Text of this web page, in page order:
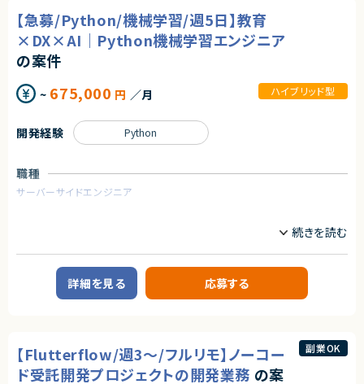
・PyTorch
・TensorFlow など
・画像処理技術の経験
・TorchVision を用いた画像分類、物体検知、セグメンテーション
・トランスフォーマーモデルの理解
・BERT
・GPTなど
・生成AIモデルの実務活用経験
【尚可スキル】
- 初対面の方と柔軟にコミュニケーション取られる方
株式会社LASSIC
エージェントから
★社会的意義が高い！
法務DX・リーガルテック市場は急成長中で、社会的インパクトが大きいPJで
す。
★キャリア価値が高い！
AI×リーガルテックという希少な領域で専門性を磨けるうえ、
価値を高めることができるPJ。
スクールも運営しています。
これまでに受講⽣ 15万名以上、クライアント 1000 社以上に研修を提供し
てきた実績がございます。
【業務概要】
個社向け企業研修のメイン講師業務またはサポーター業務。講義はメイン
講師とサポート役の講師により進行。
壇いただきます。
研修は基本的に法人のお客様に向けて実施しております。
・稼働日数：シフト制/毎月変動有
※本業に合わせて柔軟に調整が可能
※現在ご参画されている講師の方々は月1~4回程度のご登壇をされており
ます。
※講座のほとんどが自宅からのオンライン形式のため、リモートワークが基
①研修のサポート業務
- 受講者からの質問の対応や、トラブルが発生した受講生に対してサポート
を行います。
- グループワークなどを行う際に、進捗の確認や技術的なアドバイスを行い
- 自社開発した資料・講義進行に従って研修を主導します。（講義、演習・グル
ープワークのファシリテーション）
【急募/Python/機械学習/週5日】教育
×DX×AI｜Python機械学習エンジニア
の案件
~ 675,000 円 ／月 ハイブリッド型
職種
サーバーサイドエンジニア
教育を軸に人材領域で企業のDXを支援しており、
これまで15万人以上の受講生から約1,000社の企業の DX 推進をサポート
してきた企業様です。
企業のDX推進を実現するために、人材の要件定義から育成ロードマップの
策定、アセスメント・スキル可視化など様々なサービスからその他、AI モデル
これまでに受講⽣ 15万名以上、クライアント 1000 社以上に研修を提供し
てきた実績がございます。
開発経験 Python
詳細を見る 応募する
【Flutterflow/週3～/フルリモ】ノーコー
ド受託開発プロジェクトの開発業務 の案
副業OK